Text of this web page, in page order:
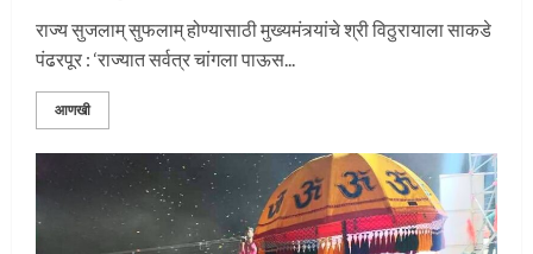
राज्य सुजलाम् सुफलाम् होण्यासाठी मुख्यमंत्र्यांचे श्री विठुरायाला साकडे
पंढरपूर : ‘राज्यात सर्वत्र चांगला पाऊस...
आणखी